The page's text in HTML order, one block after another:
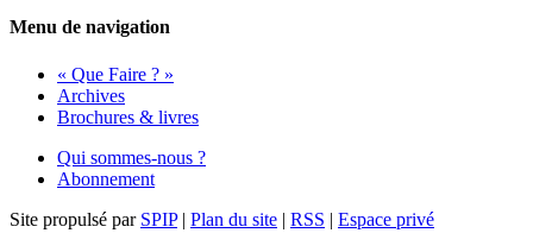
Menu de navigation
« Que Faire ? »
Archives
Brochures & livres
Qui sommes-nous ?
Abonnement
Site propulsé par SPIP| Plan du site | RSS | Espace privé